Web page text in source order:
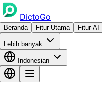
DictoGo
Beranda Fitur Utama Fitur AI
Lebih banyak
Indonesian